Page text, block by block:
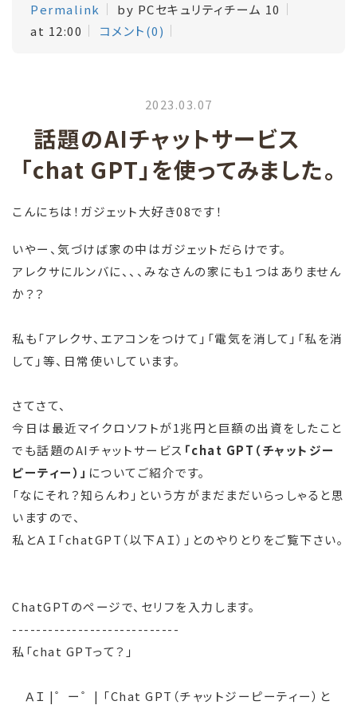
Permalink
by PCセキュリティチーム 10
at 12:00
コメント(0)
2023.03.07
話題のAIチャットサービス
「chat GPT」を使ってみました。
こんにちは！ガジェット大好き08です！
いやー、気づけば家の中はガジェットだらけです。
アレクサにルンバに、、、みなさんの家にも１つはありません
か？？
私も「アレクサ、エアコンをつけて」「電気を消して」「私を消
して」等、日常使いしています。
さてさて、
今日は最近マイクロソフトが1兆円と巨額の出資をしたこと
でも話題のAIチャットサービス 「chat GPT（チャットジー
ピーティー）」 についてご紹介です。
「なにそれ？知らんわ」という方がまだまだいらっしゃると思
いますので、
私とＡＩ「chatGPT（以下ＡＩ）」とのやりとりをご覧下さい。
ChatGPTのページで、セリフを入力します。
----------------------------
私「chat GPTって？」
ＡＩ |゜ー゜| 「Chat GPT（チャットジーピーティー）と